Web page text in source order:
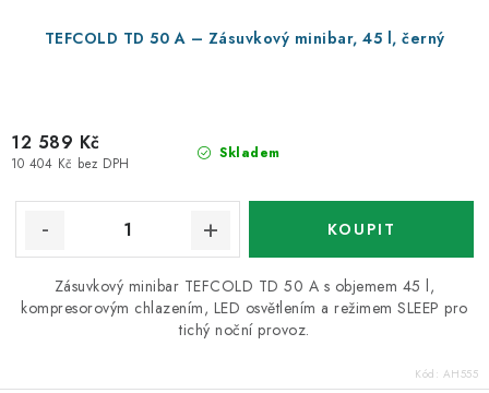
TEFCOLD TD 50 A – Zásuvkový minibar, 45 l, černý
Skladem
10 404 Kč bez DPH
12 589 Kč
Zásuvkový minibar TEFCOLD TD 50 A s objemem 45 l,
kompresorovým chlazením, LED osvětlením a režimem SLEEP pro
tichý noční provoz.
Kód: AH555